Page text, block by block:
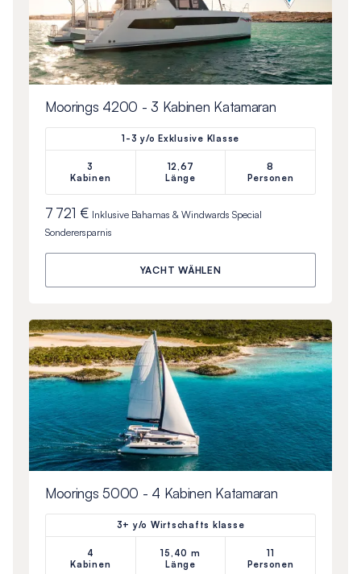
Moorings 4200 - 3 Kabinen Katamaran
1-3 y/o Exklusive Klasse
3
Kabinen
12,67
Länge
8
Personen
7 721 € Inklusive Bahamas & Windwards Special
Sonderersparnis
YACHT WÄHLEN
Moorings 5000 - 4 Kabinen Katamaran
3+ y/o Wirtschafts klasse
4
Kabinen
15,40 m
Länge
11
Personen